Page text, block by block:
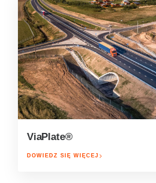
ViaPlate®
DOWIEDZ SIĘ WIĘCEJ